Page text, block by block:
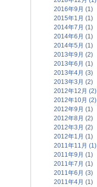
2016年9月 (1)
2015年1月 (1)
2014年7月 (1)
2014年6月 (1)
2014年5月 (1)
2013年9月 (2)
2013年6月 (1)
2013年4月 (3)
2013年3月 (2)
2012年12月 (2)
2012年10月 (2)
2012年9月 (1)
2012年8月 (2)
2012年3月 (2)
2012年1月 (1)
2011年11月 (1)
2011年9月 (1)
2011年7月 (1)
2011年6月 (3)
2011年4月 (1)